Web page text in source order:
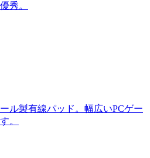
秀。
ル製有線パッド。幅広いPCゲー
。